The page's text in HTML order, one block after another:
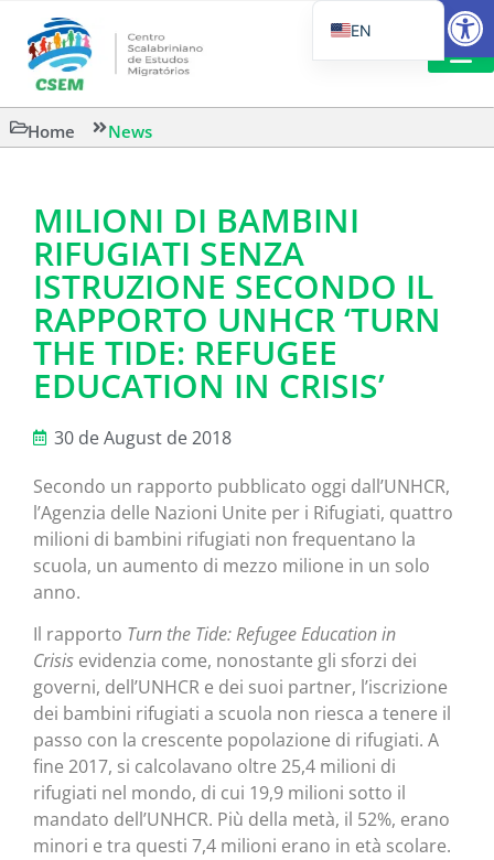
Home News
MILIONI DI BAMBINI
RIFUGIATI SENZA
ISTRUZIONE SECONDO IL
RAPPORTO UNHCR ‘TURN
THE TIDE: REFUGEE
EDUCATION IN CRISIS’
30 de August de 2018
Secondo un rapporto pubblicato oggi dall’UNHCR,
l’Agenzia delle Nazioni Unite per i Rifugiati, quattro
milioni di bambini rifugiati non frequentano la
scuola, un aumento di mezzo milione in un solo
anno.
Il rapporto Turn the Tide: Refugee Education in
Crisis evidenzia come, nonostante gli sforzi dei
governi, dell’UNHCR e dei suoi partner, l’iscrizione
dei bambini rifugiati a scuola non riesca a tenere il
passo con la crescente popolazione di rifugiati. A
fine 2017, si calcolavano oltre 25,4 milioni di
rifugiati nel mondo, di cui 19,9 milioni sotto il
mandato dell’UNHCR. Più della metà, il 52%, erano
minori e tra questi 7,4 milioni erano in età scolare.
EN
IT